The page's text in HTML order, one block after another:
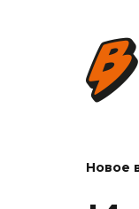
Новое